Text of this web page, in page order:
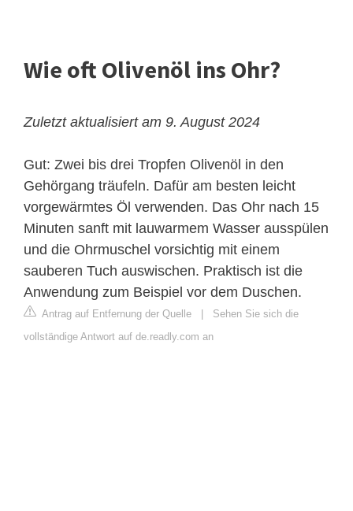
Wie oft Olivenöl ins Ohr?
Zuletzt aktualisiert am 9. August 2024
Gut: Zwei bis drei Tropfen Olivenöl in den
Gehörgang träufeln. Dafür am besten leicht
vorgewärmtes Öl verwenden. Das Ohr nach 15
Minuten sanft mit lauwarmem Wasser ausspülen
und die Ohrmuschel vorsichtig mit einem
sauberen Tuch auswischen. Praktisch ist die
Anwendung zum Beispiel vor dem Duschen.
Antrag auf Entfernung der Quelle
Sehen Sie sich die
vollständige Antwort auf de.readly.com an